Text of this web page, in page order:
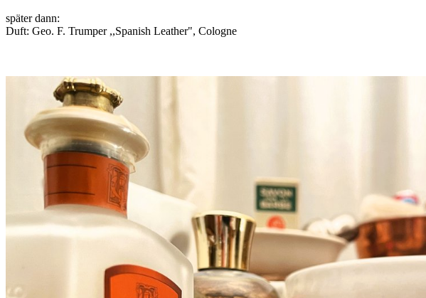
später dann:
Duft: Geo. F. Trumper ,,Spanish Leather", Cologne